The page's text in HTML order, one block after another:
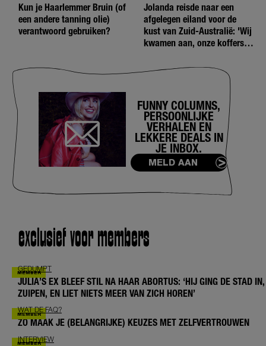
Kun je Haarlemmer Bruin (of
een andere tanning olie)
verantwoord gebruiken?
Jolanda reisde naar een
afgelegen eiland voor de
kust van Zuid-Australië: 'Wij
kwamen aan, onze koffers
FUNNY COLUMNS,
PERSOONLIJKE
VERHALEN EN
LEKKERE DEALS IN
JE INBOX.
MELD AAN
exclusief voor members
GEDUMPT
JULIA’S EX BLEEF STIL NA HAAR ABORTUS: ‘HIJ GING DE STAD IN,
ZUIPEN, EN LIET NIETS MEER VAN ZICH HOREN’
WAT DE FAQ?
ZO MAAK JE (BELANGRIJKE) KEUZES MET ZELFVERTROUWEN
INTERVIEW